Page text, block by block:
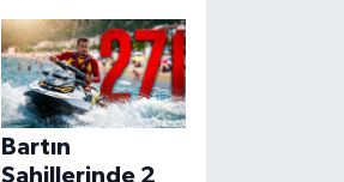
Bartın
Sahillerinde 2